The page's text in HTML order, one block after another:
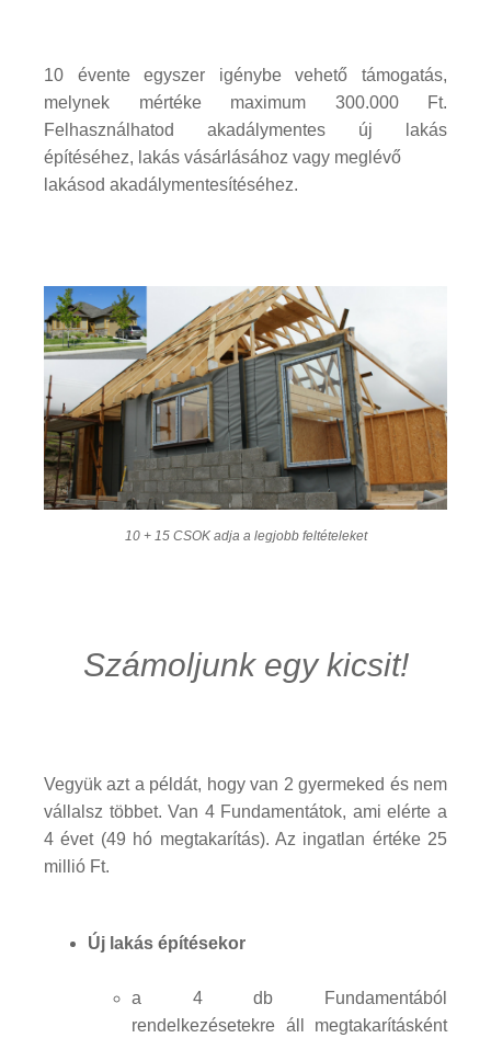
10 évente egyszer igénybe vehető támogatás,
melynek mértéke maximum 300.000 Ft.
Felhasználhatod akadálymentes új lakás
építéséhez, lakás vásárlásához vagy meglévő
lakásod akadálymentesítéséhez.
10 + 15 CSOK adja a legjobb feltételeket
Számoljunk egy kicsit!
Vegyük azt a példát, hogy van 2 gyermeked és nem
vállalsz többet. Van 4 Fundamentátok, ami elérte a
4 évet (49 hó megtakarítás). Az ingatlan értéke 25
millió Ft.
Új lakás építésekor
a 4 db Fundamentából
rendelkezésetekre áll megtakarításként